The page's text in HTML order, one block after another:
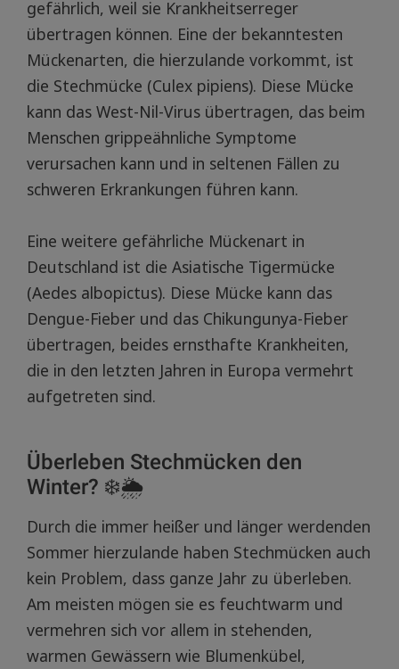
gefährlich, weil sie Krankheitserreger
übertragen können. Eine der bekanntesten
Mückenarten, die hierzulande vorkommt, ist
die Stechmücke (Culex pipiens). Diese Mücke
kann das West-Nil-Virus übertragen, das beim
Menschen grippeähnliche Symptome
verursachen kann und in seltenen Fällen zu
schweren Erkrankungen führen kann.
Eine weitere gefährliche Mückenart in
Deutschland ist die Asiatische Tigermücke
(Aedes albopictus). Diese Mücke kann das
Dengue-Fieber und das Chikungunya-Fieber
übertragen, beides ernsthafte Krankheiten,
die in den letzten Jahren in Europa vermehrt
aufgetreten sind.
Überleben Stechmücken den
Winter? ❄️🌦️
Durch die immer heißer und länger werdenden
Sommer hierzulande haben Stechmücken auch
kein Problem, dass ganze Jahr zu überleben.
Am meisten mögen sie es feuchtwarm und
vermehren sich vor allem in stehenden,
warmen Gewässern wie Blumenkübel,